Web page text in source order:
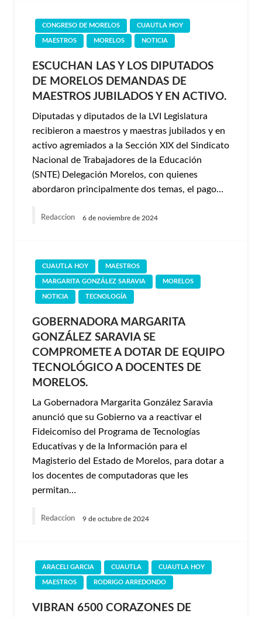
CONGRESO DE MORELOS CUAUTLA HOY
MAESTROS MORELOS NOTICIA
ESCUCHAN LAS Y LOS DIPUTADOS
DE MORELOS DEMANDAS DE
MAESTROS JUBILADOS Y EN ACTIVO.
Diputadas y diputados de la LVI Legislatura
recibieron a maestros y maestras jubilados y en
activo agremiados a la Sección XIX del Sindicato
Nacional de Trabajadores de la Educación
(SNTE) Delegación Morelos, con quienes
abordaron principalmente dos temas, el pago…
Redaccion 6 de noviembre de 2024
CUAUTLA HOY MAESTROS
MARGARITA GONZÁLEZ SARAVIA MORELOS
NOTICIA TECNOLOGÍA
GOBERNADORA MARGARITA
GONZÁLEZ SARAVIA SE
COMPROMETE A DOTAR DE EQUIPO
TECNOLÓGICO A DOCENTES DE
MORELOS.
La Gobernadora Margarita González Saravia
anunció que su Gobierno va a reactivar el
Fideicomiso del Programa de Tecnologías
Educativas y de la Información para el
Magisterio del Estado de Morelos, para dotar a
los docentes de computadoras que les
permitan…
Redaccion 9 de octubre de 2024
ARACELI GARCIA CUAUTLA CUAUTLA HOY
MAESTROS RODRIGO ARREDONDO
VIBRAN 6500 CORAZONES DE